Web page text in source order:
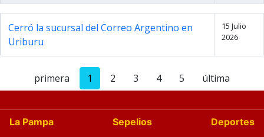
Cerró la sucursal del Correo Argentino en
Uriburu
15 Julio
2026
primera 1 2 3 4 5 última
La Pampa Sepelios
Deportes